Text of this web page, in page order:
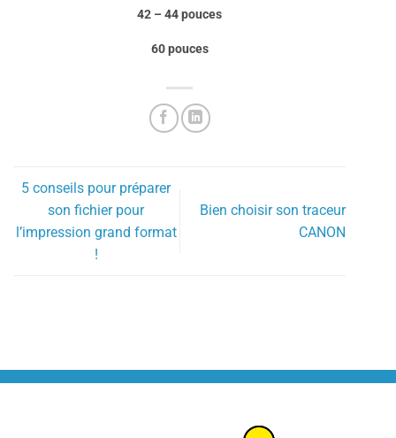
42 – 44 pouces
60 pouces
5 conseils pour préparer
son fichier pour
l’impression grand format
!
Bien choisir son traceur
CANON